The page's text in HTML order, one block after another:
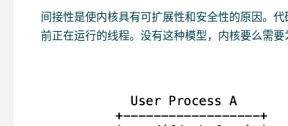
间接性是使内核具有可扩展性和安全性的原因。
前正在运行的线程。没有这种模型，内核要么需